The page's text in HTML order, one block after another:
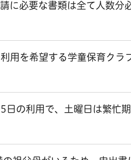
に必要な書類は全て人数分
用を希望する学童保育ク
日の利用で、土曜日は繁忙